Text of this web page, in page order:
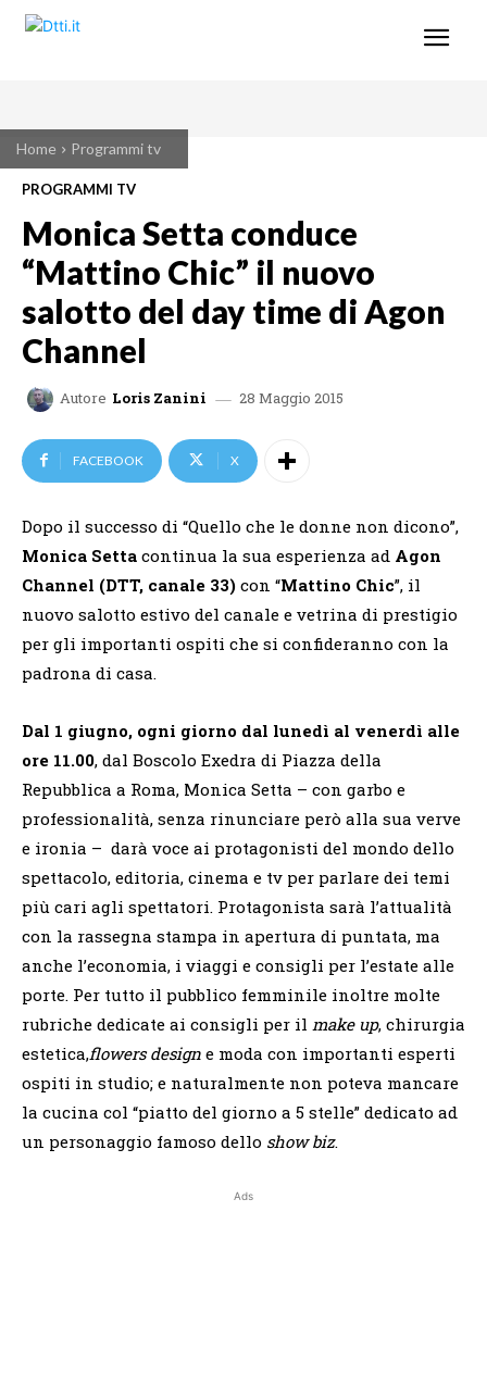
Home Programmi tv
PROGRAMMI TV
Monica Setta conduce
“Mattino Chic” il nuovo
salotto del day time di Agon
Channel
Autore Loris Zanini 28 Maggio 2015
FACEBOOK X
Dopo il successo di “Quello che le donne non dicono”,
Monica Setta continua la sua esperienza ad Agon
Channel (DTT, canale 33) con “Mattino Chic”, il
nuovo salotto estivo del canale e vetrina di prestigio
per gli importanti ospiti che si confideranno con la
padrona di casa.
Dal 1 giugno, ogni giorno dal lunedì al venerdì alle
ore 11.00, dal Boscolo Exedra di Piazza della
Repubblica a Roma, Monica Setta – con garbo e
professionalità, senza rinunciare però alla sua verve
e ironia – darà voce ai protagonisti del mondo dello
spettacolo, editoria, cinema e tv per parlare dei temi
più cari agli spettatori. Protagonista sarà l’attualità
con la rassegna stampa in apertura di puntata, ma
anche l’economia, i viaggi e consigli per l’estate alle
porte. Per tutto il pubblico femminile inoltre molte
rubriche dedicate ai consigli per il make up, chirurgia
estetica,flowers design e moda con importanti esperti
ospiti in studio; e naturalmente non poteva mancare
la cucina col “piatto del giorno a 5 stelle” dedicato ad
un personaggio famoso dello show biz.
Ads